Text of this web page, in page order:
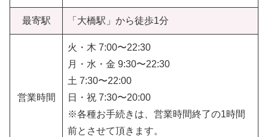
最寄駅 「大橋駅」から徒歩1分
営業時間
火・木 7:00〜22:30
月・水・金 9:30〜22:30
土 7:30〜22:00
日・祝 7:30〜20:00
※各種お手続きは、営業時間終了の1時間
前とさせて頂きます。